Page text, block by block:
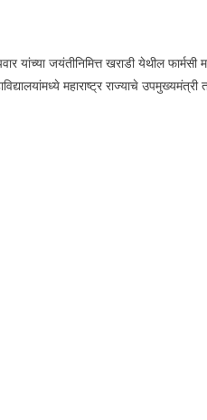
जयंतीनिमित्त खराडी येथील
महाराष्ट्र राज्याचे